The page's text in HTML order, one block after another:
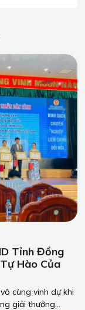
Tỉnh Đồng
Hào Của
cùng vinh dự khi
giải thưởng